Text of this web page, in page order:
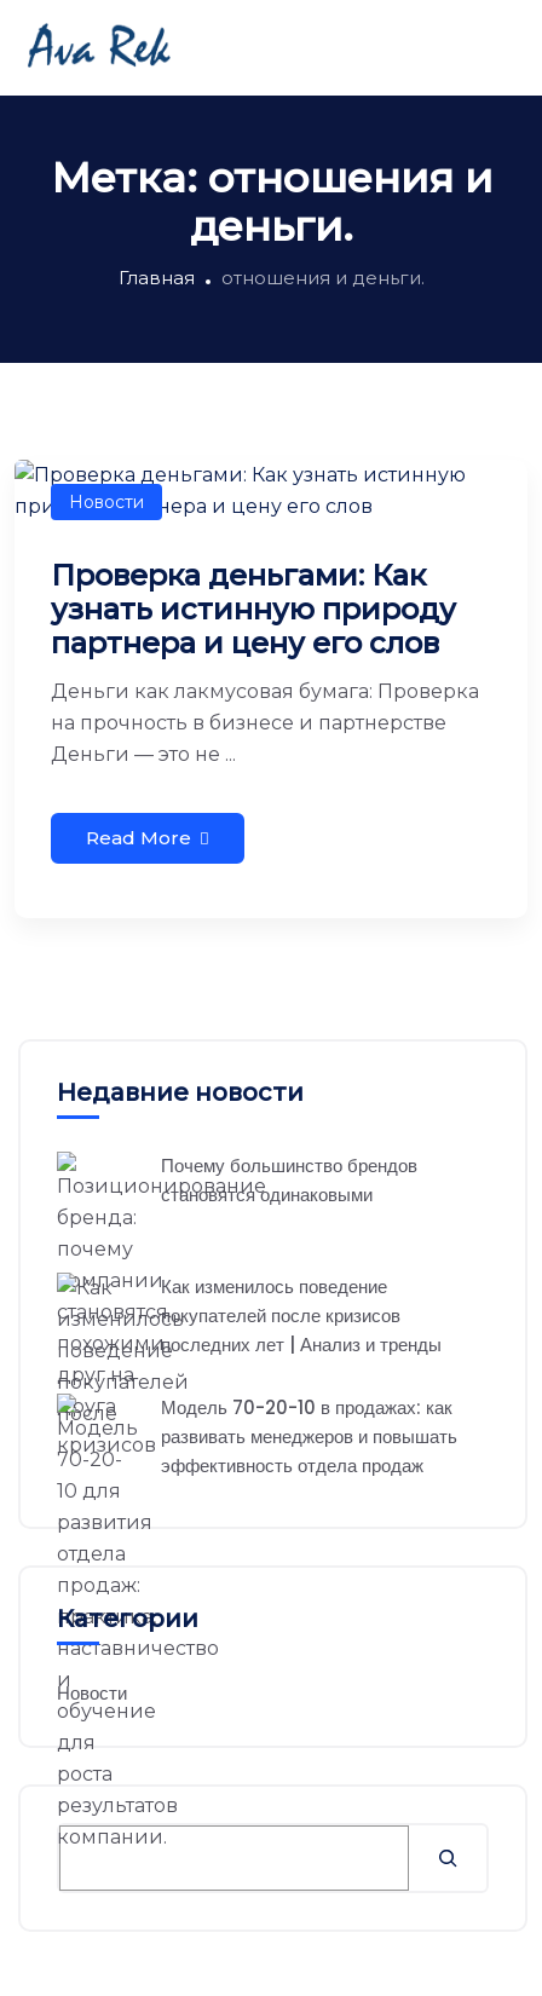
Метка: отношения и
деньги.
Главная отношения и деньги.
Новости
Проверка деньгами: Как
узнать истинную природу
партнера и цену его слов
Деньги как лакмусовая бумага: Проверка
на прочность в бизнесе и партнерстве
Деньги — это не ...
Read More
Недавние новости
Почему большинство брендов
становятся одинаковыми
Как изменилось поведение
покупателей после кризисов
последних лет | Анализ и тренды
Модель 70-20-10 в продажах: как
развивать менеджеров и повышать
эффективность отдела продаж
Категории
Новости